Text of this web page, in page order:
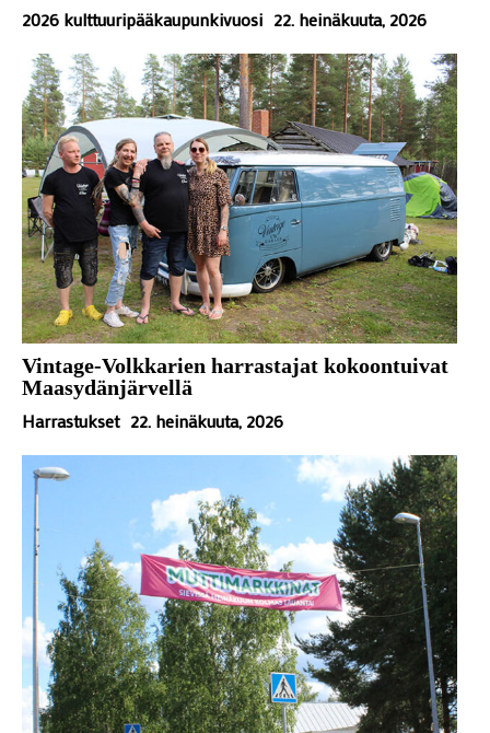
2026 kulttuuripääkaupunkivuosi 22. heinäkuuta, 2026
Vintage-Volkkarien harrastajat kokoontuivat
Maasydänjärvellä
Harrastukset 22. heinäkuuta, 2026